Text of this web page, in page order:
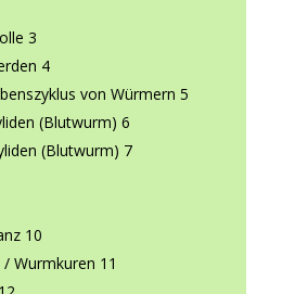
3
4
von Würmern 5
(Blutwurm) 6
(Blutwurm) 7
10
Wurmkuren 11